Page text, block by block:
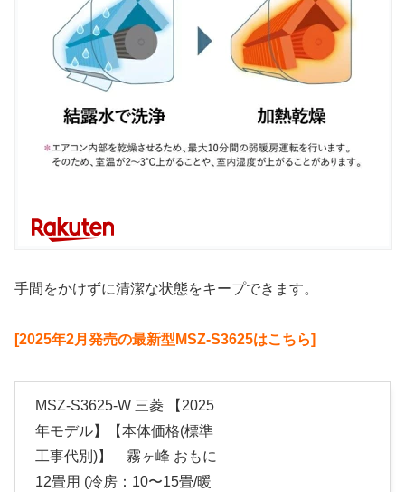
手間をかけずに清潔な状態をキープできます。
[2025年2月発売の最新型MSZ-S3625はこちら]
MSZ-S3625-W 三菱 【2025
年モデル】【本体価格(標準
工事代別)】 霧ヶ峰 おもに
12畳用 (冷房：10〜15畳/暖